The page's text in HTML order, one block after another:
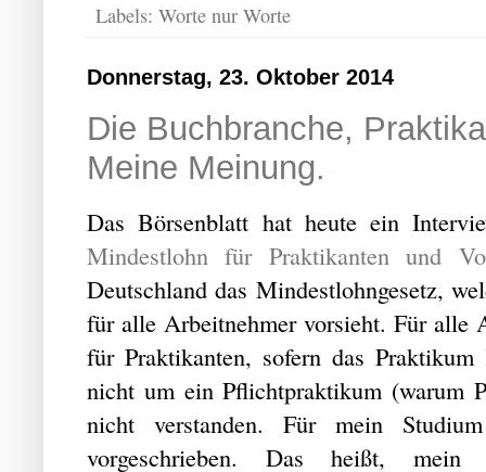
Labels: Worte nur Worte
Donnerstag, 23. Oktober 2014
Die Buchbranche,
Meine Meinung.
Das Börsenblatt hat heute ein
Mindestlohn für Praktikanten und
Deutschland das Mindestlohngesetz,
für alle Arbeitnehmer vorsieht. Für alle
für Praktikanten, sofern das
nicht um ein Pflichtpraktikum (warum
nicht verstanden. Für mein
vorgeschrieben. Das heißt, mein